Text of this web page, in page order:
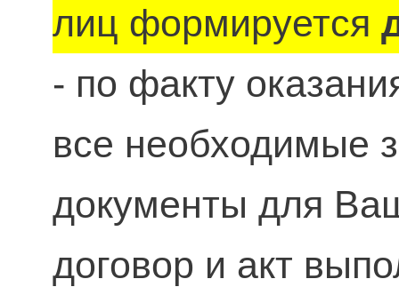
лиц формируется
- по факту
все необходимые
документы для
договор и акт